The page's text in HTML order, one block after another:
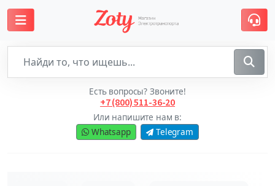
Есть вопросы? Звоните!
+7 (800) 511-36-20
Или напишите нам в:
Whatsapp
Telegram